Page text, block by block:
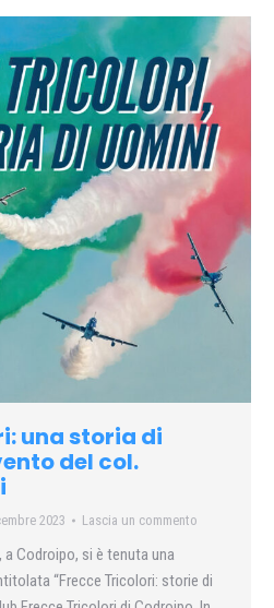
una storia di
del col.
2023 Lascia un commento
a Codroipo, si è tenuta una
“Frecce Tricolori: storie di